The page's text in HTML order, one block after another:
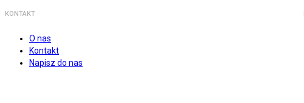
KONTAKT
O nas
Kontakt
Napisz do nas